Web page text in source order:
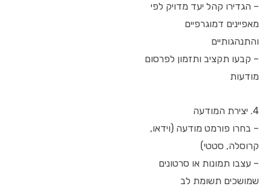
– הגדירו קהל יעד מדויק לפי
מאפיינים דמוגרפיים
והתנהגותיים
– קבעו תקציב ותזמון לפרסום
מודעות
4. יצירת המודעה
– בחרו פורמט מודעה (וידאו,
קרוסלה, סטטי)
– עצבו תמונות או סרטונים
שמושכים תשומת לב